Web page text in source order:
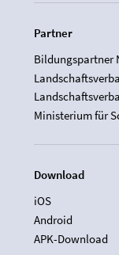
Partner
Bildungspartner
Ministerium für
Download
iOS
Android
APK-Download